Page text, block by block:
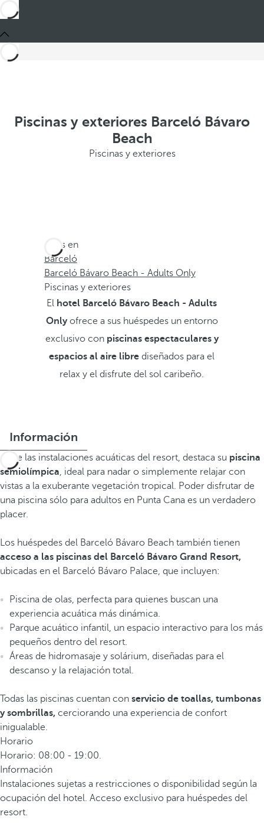
Piscinas y exteriores Barceló Bávaro
Beach
Piscinas y exteriores
Estás en
Barceló
Barceló Bávaro Beach - Adults Only
Piscinas y exteriores
El hotel Barceló Bávaro Beach - Adults
Onlyofrece a sus huéspedes un entorno
exclusivo con piscinas espectaculares y
espacios al aire libre diseñados para el
relax y el disfrute del sol caribeño.
Información
Entre las instalaciones acuáticas del resort, destaca su piscina
semiolímpica, ideal para nadar o simplemente relajar con
vistas a la exuberante vegetación tropical. Poder disfrutar de
una piscina sólo para adultos en Punta Cana es un verdadero
placer.
Los huéspedes del Barceló Bávaro Beach también tienen
acceso a las piscinas del Barceló Bávaro Grand Resort,
ubicadas en el Barceló Bávaro Palace, que incluyen:
Piscina de olas, perfecta para quienes buscan una
experiencia acuática más dinámica.
Parque acuático infantil, un espacio interactivo para los más
pequeños dentro del resort.
Áreas de hidromasaje y solárium, diseñadas para el
descanso y la relajación total.
Todas las piscinas cuentan con servicio de toallas, tumbonas
y sombrillas, cerciorando una experiencia de confort
inigualable.
Horario
Horario: 08:00 - 19:00.
Información
Instalaciones sujetas a restricciones o disponibilidad según la
ocupación del hotel. Acceso exclusivo para huéspedes del
resort.